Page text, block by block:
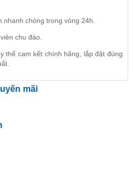
nhanh chóng trong vòng 24h.
chu đáo.
thế cam kết chính hãng, lắp đặt đúng
mãi